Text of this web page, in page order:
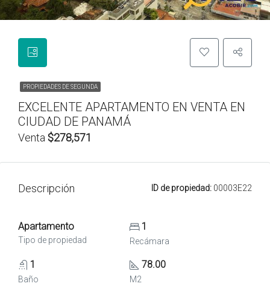
PROPIEDADES DE SEGUNDA
EXCELENTE APARTAMENTO EN VENTA EN
CIUDAD DE PANAMÁ
Venta $278,571
Descripción ID de propiedad: 00003E22
Apartamento
Tipo de propiedad
1
Recámara
1
Baño
78.00
M2